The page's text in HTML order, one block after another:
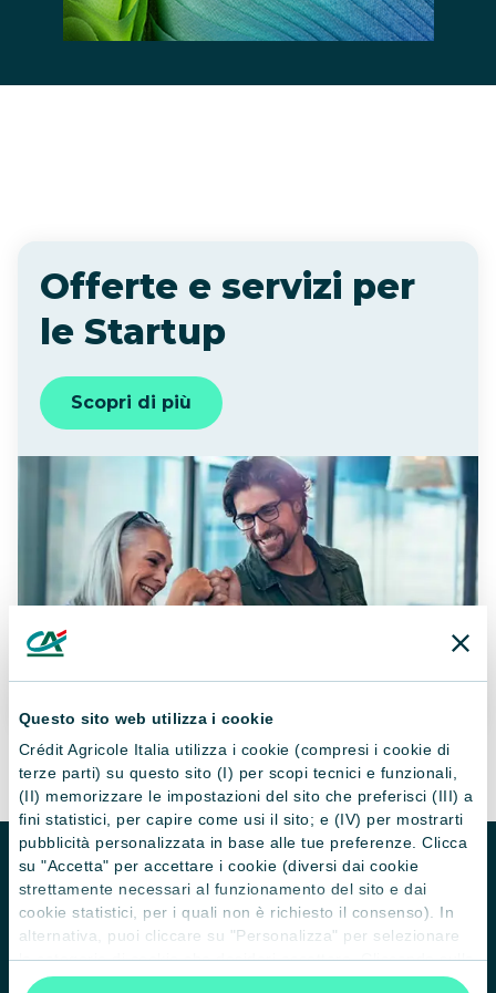
Questo sito web utilizza i cookie
Crédit Agricole Italia utilizza i cookie (compresi i cookie di
terze parti) su questo sito (I) per scopi tecnici e funzionali,
(II) memorizzare le impostazioni del sito che preferisci (III) a
fini statistici, per capire come usi il sito; e (IV) per mostrarti
pubblicità personalizzata in base alle tue preferenze. Clicca
su "Accetta" per accettare i cookie (diversi dai cookie
strettamente necessari al funzionamento del sito e dai
cookie statistici, per i quali non è richiesto il consenso). In
alternativa, puoi cliccare su "Personalizza" per selezionare
le categorie di cookie che desideri accettare. Cliccando sulla
“X” le impostazioni predefinite vengono lasciate invariate e
Offerte e servizi per
le Startup
Scopri di più